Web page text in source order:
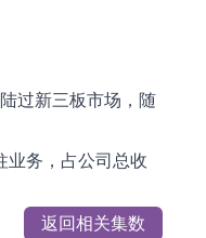
过新三板市场，随
业务，占公司总收
返回相关集数